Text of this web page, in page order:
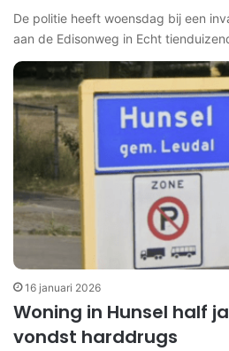
De politie heeft woensdag bij een
aan de Edisonweg in Echt
16 januari 2026
Woning in Hunsel half
vondst harddrugs